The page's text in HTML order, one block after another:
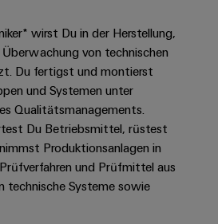
wirst Du in der Herstellung,
von technischen
Du fertigst und montierst
und Systemen unter
Qualitätsmanagements.
Du Betriebsmittel, rüstest
Produktionsanlagen in
und Prüfmittel aus
technische Systeme sowie